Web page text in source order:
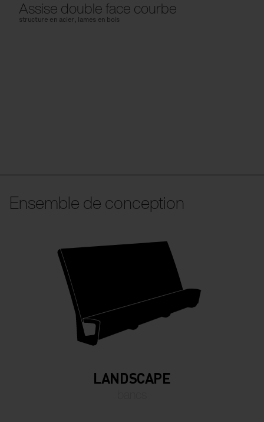
Assise double face courbe
structure en acier, lames en bois
Ensemble de conception
LANDSCAPE